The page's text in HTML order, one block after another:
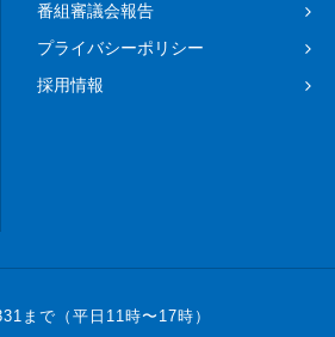
番組審議会報告
プライバシーポリシー
採用情報
まで（平日11時〜17時）